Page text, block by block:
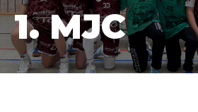
1. MJC